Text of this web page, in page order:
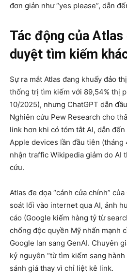
đơn giản như “yes please”, dẫn
Tác động của
duyệt tìm kiếm
Sự ra mắt Atlas đang khuấy đảo
thống trị tìm kiếm với 89,54% thị
10/2025), nhưng ChatGPT dẫn
Nghiên cứu Pew Research cho
link hơn khi có tóm tắt AI, dẫn
Apple devices lần đầu tiên
nhận traffic Wikipedia giảm do AI
cứu.
Atlas đe dọa “cánh cửa chính”
soát lối vào internet qua AI, ảnh
cáo (Google kiếm hàng tỷ từ
chống độc quyền Mỹ nhấn mạnh
Google lan sang GenAI. Chuyên
kỷ nguyên “từ tìm kiếm sang
sánh giá thay vì chỉ liệt kê link.